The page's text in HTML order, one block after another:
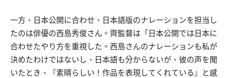
一方、日本公開に合わせ、日本語版のナレーションを担当し
たのは俳優の西島秀俊さん。齊監督は「日本公開では日本に
合わせたやり方を重視した。西島さんのナレーションも私が
決めたわけではないし、日本語も分からないが、彼の声を聞
いたとき、『素晴らしい！作品を表現してくれている』と感